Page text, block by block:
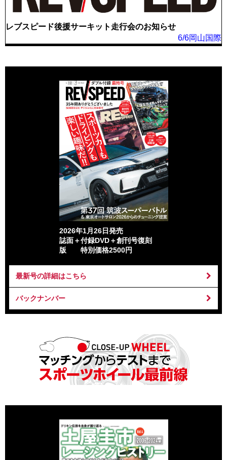
レブスピード後援サーキット走行会のお知らせ
6/6岡山国際
2026年1月26日発売
誌面＋付録DVD＋創刊号復刻
版 特別価格2500円
最新号の詳細はこちら
バックナンバー